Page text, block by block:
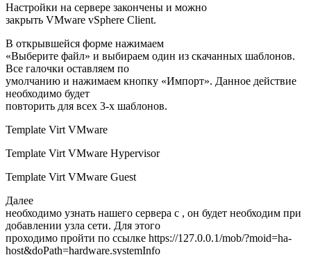
Настройки на сервере закончены и можно
закрыть VMware vSphere Client.
В открывшейся форме нажимаем
«Выберите файл» и выбираем один из скачанных шаблонов.
Все галочки оставляем по
умолчанию и нажимаем кнопку «Импорт». Данное действие
необходимо будет
повторить для всех 3-х шаблонов.
Template Virt VMware
Template Virt VMware Hypervisor
Template Virt VMware Guest
Далее
необходимо узнать нашего сервера с , он будет необходим при
добавлении узла сети. Для этого
проходимо пройти по ссылке https://127.0.0.1/mob/?moid=ha-
host&doPath=hardware.systemInfo